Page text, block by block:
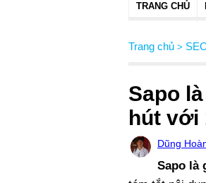
TRANG CHỦ
Trang chủ >
Sapo
hút với
Dũng
Sapo là